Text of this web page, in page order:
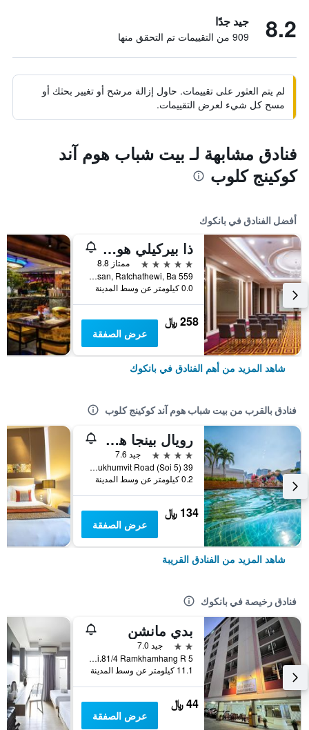
8.2 جيد جدًا
909 من التقييمات تم التحقق منها
لم يتم العثور على تقييمات. حاول إزالة مرشح أو تغيير بحثك أو
مسح كل شيء لعرض التقييمات.
فنادق مشابهة لـ بيت شباب هوم آند
كوكينج كلوب
أفضل الفنادق في بانكوك
ذا بيركيلي هوتل براتونام
5 نجوم
ممتاز 8.8
559 Ratcharaprarop Rd., Makkasan, Ratchathewi, Ba, بانكوك, تايلاند
0.0 كيلومتر عن وسط المدينة
258 ﷼
عرض الصفقة
شاهد المزيد من أهم الفنادق في بانكوك
فنادق بالقرب من بيت شباب هوم آند كوكينج كلوب
رويال بينجا هوتل - بيج روم فاميلي فريندلي
4 نجوم
جيد 7.6
39 Sukhumvit Road (Soi 5), بانكوك, تايلاند
0.2 كيلومتر عن وسط المدينة
134 ﷼
عرض الصفقة
شاهد المزيد من الفنادق القريبة
فنادق رخيصة في بانكوك
بدي مانشن
2 نجمتين
جيد 7.0
5 Soi.81/4 Ramkhamhang R., بانكوك, تايلاند
11.1 كيلومتر عن وسط المدينة
44 ﷼
عرض الصفقة